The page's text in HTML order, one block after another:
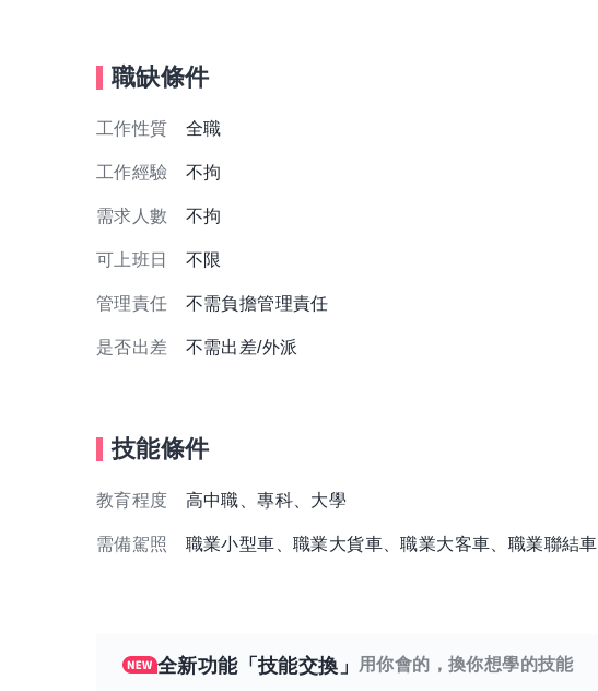
職缺條件
工作性質 全職
工作經驗 不拘
需求人數 不拘
可上班日 不限
管理責任 不需負擔管理責任
是否出差 不需出差/外派
技能條件
教育程度 高中職、專科、大學
需備駕照 職業小型車、職業大貨車、職業大客車、職業聯結車
全新功能「技能交換」 用你會的，換你想學的技能